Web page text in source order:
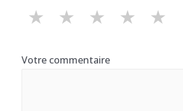
★
★
★
★
★
Votre commentaire